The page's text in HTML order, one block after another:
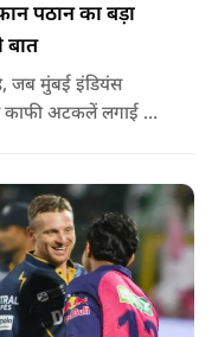
पठान का बड़ा
बात
जब मुंबई इंडियंस
काफी अटकलें लगाई जा